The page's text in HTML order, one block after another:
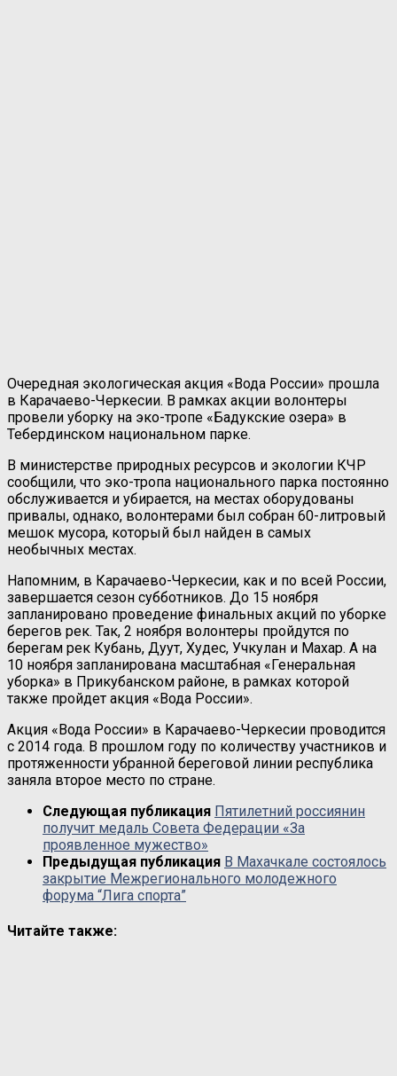
Очередная экологическая акция «Вода России» прошла
в Карачаево-Черкесии. В рамках акции волонтеры
провели уборку на эко-тропе «Бадукские озера» в
Тебердинском национальном парке.
В министерстве природных ресурсов и экологии КЧР
сообщили, что эко-тропа национального парка постоянно
обслуживается и убирается, на местах оборудованы
привалы, однако, волонтерами был собран 60-литровый
мешок мусора, который был найден в самых
необычных местах.
Напомним, в Карачаево-Черкесии, как и по всей России,
завершается сезон субботников. До 15 ноября
запланировано проведение финальных акций по уборке
берегов рек. Так, 2 ноября волонтеры пройдутся по
берегам рек Кубань, Дуут, Худес, Учкулан и Махар. А на
10 ноября запланирована масштабная «Генеральная
уборка» в Прикубанском районе, в рамках которой
также пройдет акция «Вода России».
Акция «Вода России» в Карачаево-Черкесии проводится
с 2014 года. В прошлом году по количеству участников и
протяженности убранной береговой линии республика
заняла второе место по стране.
Следующая публикация Пятилетний россиянин
получит медаль Совета Федерации «За
проявленное мужество»
Предыдущая публикация В Махачкале состоялось
закрытие Межрегионального молодежного
форума “Лига спорта”
Читайте также: